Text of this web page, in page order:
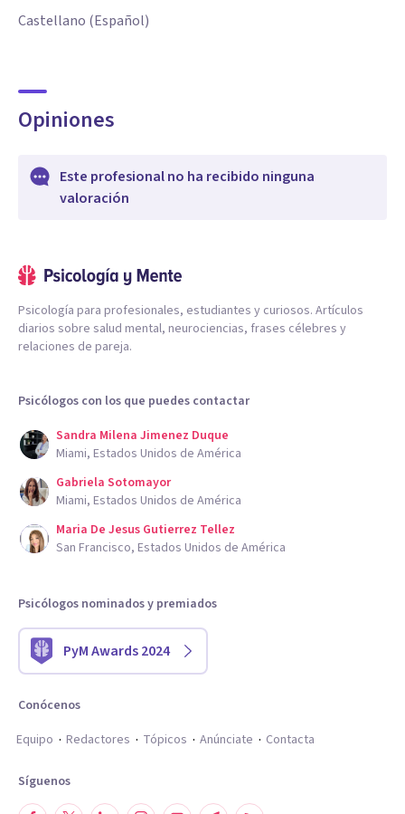
Castellano (Español)
Opiniones
Este profesional no ha recibido ninguna
valoración
Psicología para profesionales, estudiantes y curiosos. Artículos
diarios sobre salud mental, neurociencias, frases célebres y
relaciones de pareja.
Psicólogos con los que puedes contactar
Sandra Milena Jimenez Duque
Miami, Estados Unidos de América
Gabriela Sotomayor
Miami, Estados Unidos de América
Maria De Jesus Gutierrez Tellez
San Francisco, Estados Unidos de América
Psicólogos nominados y premiados
PyM Awards 2024
Conócenos
Equipo
Redactores Tópicos Anúnciate Contacta
Síguenos